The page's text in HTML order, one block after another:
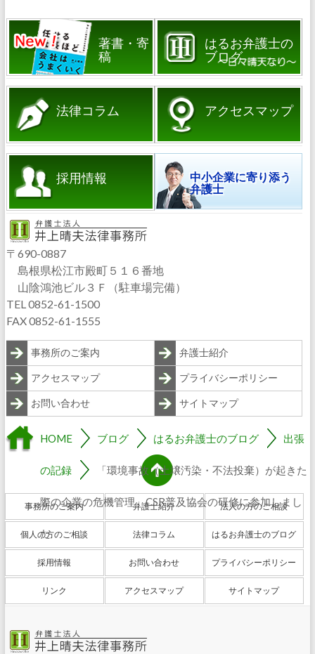
著書・寄
稿
はるお弁護士の
ブログ
法律コラム アクセスマップ
採用情報
中小企業に寄り添う
弁護士
〒690-0887
島根県松江市殿町５１６番地
山陰鴻池ビル３Ｆ（駐車場完備）
TEL 0852-61-1500
FAX 0852-61-1555
事務所のご案内 弁護士紹介
アクセスマップ プライバシーポリシー
お問い合わせ サイトマップ
HOME ブログ はるお弁護士のブログ 出張
の記録 「環境事故（土壌汚染・不法投棄）が起きた
際の企業の危機管理」CSR普及協会の研修に参加しまし
た
事務所のご案内 弁護士紹介 法人の方のご相談
個人の方のご相談 法律コラム はるお弁護士のブログ
採用情報 お問い合わせ プライバシーポリシー
リンク アクセスマップ サイトマップ